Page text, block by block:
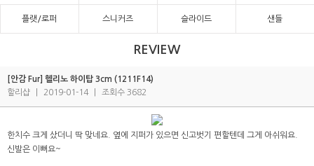
플랫/로퍼 스니커즈 슬라이드 샌들
REVIEW
[안감 Fur] 헬리노 하이탑 3cm (1211F14)
할리샵
2019-01-14 조회수 3682
한치수 크게 샀더니 딱 맞네요. 옆에 지퍼가 있으면 신고벗기 편할텐데 그게 아쉬워요.
신발은 이뻐요~